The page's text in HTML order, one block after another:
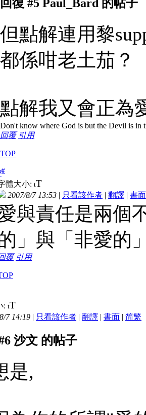
回復 #5 Paul_Bard 的帖子
但點解連用黎
都係咁老土茄？
點解我又會正為
Don't know where God is but the Devil is in
回覆 引用
TOP
#
體大小: tT
2007/8/7 13:53 | 只看該作者 | 翻譯 | 書面
與責任是兩個
」與「非愛的
覆 引用
: tT
7 14:19 | 只看該作者 | 翻譯 | 書面 | 简繁
沙文 的帖子
是,